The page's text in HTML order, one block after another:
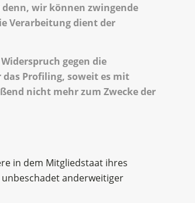
wir können zwingende
Verarbeitung dient der
gegen die
das Profiling, soweit es mit
nicht mehr zum Zwecke der
in dem Mitgliedstaat ihres
anderweitiger